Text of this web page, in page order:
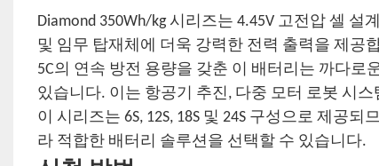
Diamond 350Wh/kg 시리즈는 4.45V 고전압 셀
및 임무 탑재체에 더욱 강력한 전력 출력을 제공
5C의 연속 방전 용량을 갖춘 이 배터리는 까다
있습니다. 이는 항공기 추진, 다중 모터 로봇 시
이 시리즈는 6S, 12S, 18S 및 24S 구성으로 제공
라 적합한 배터리 솔루션을 선택할 수 있습니다.